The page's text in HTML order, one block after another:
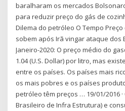
baralharam os mercados
para reduzir preço do gás de
Dilema do petróleo O Tempo
sobem após Irã vingar ataque dos
Janeiro-2020: O preço médio do
1.04 (U.S. Dollar) por litro, mas
entre os países. Os países mais
os mais pobres e os países
petróleo têm preços … 19/01/2016 ·
Brasileiro de Infra Estrutura) e